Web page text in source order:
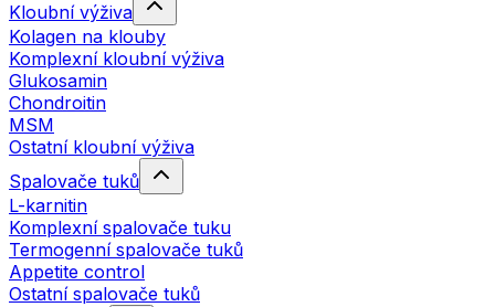
Kloubní výživa
Kolagen na klouby
Komplexní kloubní výživa
Glukosamin
Chondroitin
MSM
Ostatní kloubní výživa
Spalovače tuků
L-karnitin
Komplexní spalovače tuku
Termogenní spalovače tuků
Appetite control
Ostatní spalovače tuků